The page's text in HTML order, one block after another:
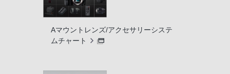
Aマウントレンズ/アクセサリーシステ
ムチャート